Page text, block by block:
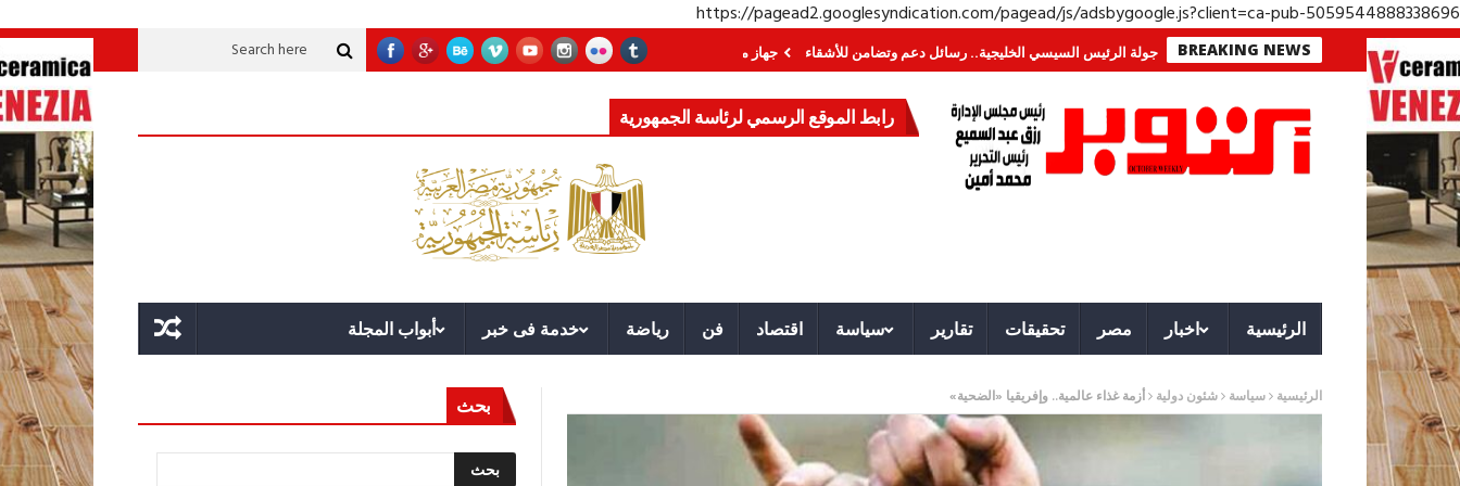
https://pagead2.googlesyndication.com/pagead/js/adsbygoogle.js?client=ca-pub-5059544888338696
BREAKING NEWSلا تُرى.. وحراس لا ينامون جولة الرئيس السيسي الخليجية.. رسائل دعم وتضامن للأشقاء جهاز مستقبل مصر نموذجا.. لماذا تُنشئ الدول كيانات تنموية عملاقة؟ قوة الدولة.. عندما يصبح التخطيط خط الدفاع الأول القيادة
رابط الموقع الرسمي لرئاسة الجمهورية
الرئيسية اخبار مصر تحقيقات تقارير سياسة اقتصاد فن رياضة خدمة فى خبر أبواب المجلة
الرئيسية سياسة شئون دولية أزمة غذاء عالمية.. وإفريقيا «الضحية» بحث